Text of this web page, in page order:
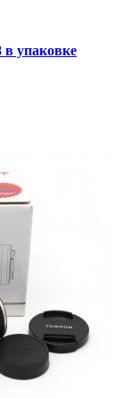
в упаковке